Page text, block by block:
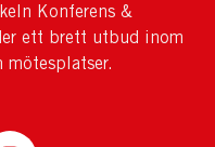
Konferens &
ett brett utbud inom